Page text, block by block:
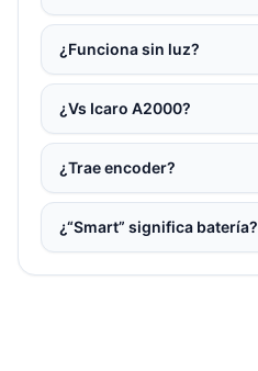
¿Funciona sin luz?
¿Vs Icaro A2000?
¿Trae encoder?
¿“Smart” significa batería?